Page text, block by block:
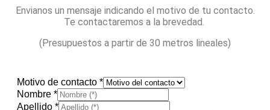
Envianos un mensaje indicando el motivo de tu contacto.
Te contactaremos a la brevedad.
(Presupuestos a partir de 30 metros lineales)
Motivo de contacto *
Nombre *
Apellido *